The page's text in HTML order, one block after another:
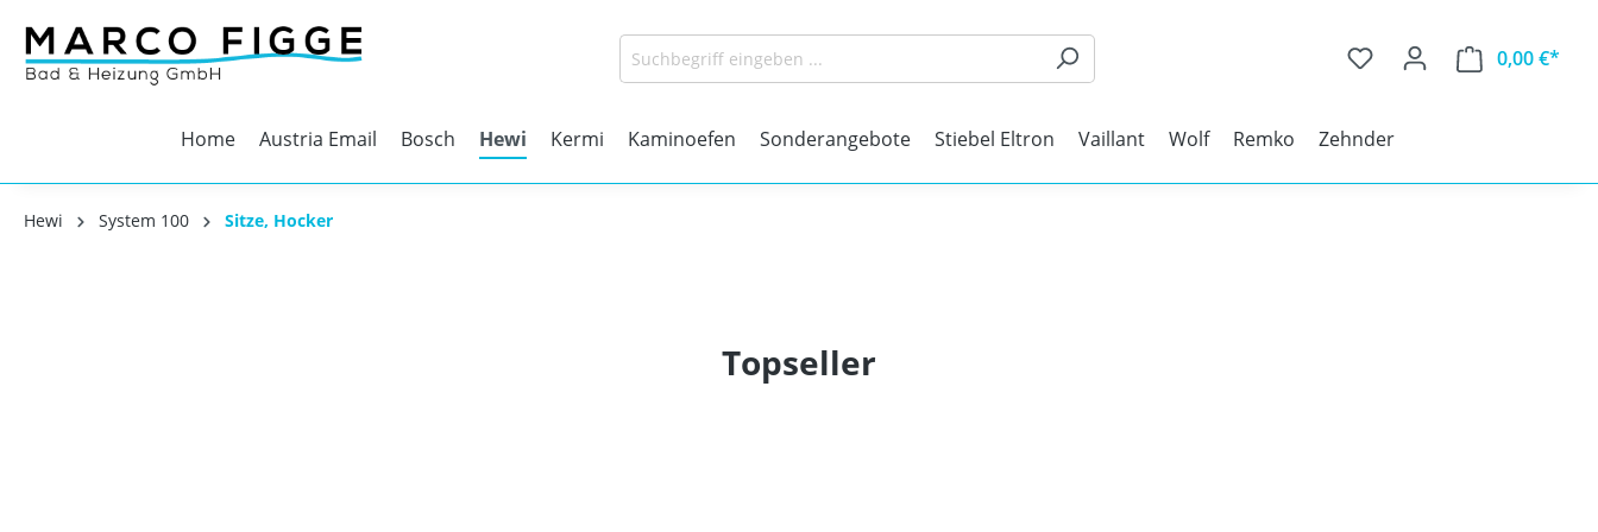
0,00 €*
Home Austria Email Bosch Hewi Kermi Kaminoefen Sonderangebote Stiebel Eltron Vaillant Wolf Remko Zehnder
Hewi System 100 Sitze, Hocker
Topseller